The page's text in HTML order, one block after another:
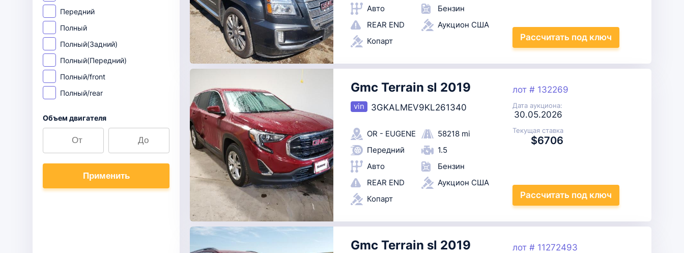
Передний
Полный
Полный(Задний)
Полный(Передний)
Полный/front
Полный/rear
Объем двигателя
Применить
Авто
Бензин
REAR END
Аукцион США
Копарт
Рассчитать под ключ
Gmc Terrain sl 2019
3GKALMEV9KL261340
OR - EUGENE
58218 mi
Передний
1.5
Авто
Бензин
REAR END
Аукцион США
Копарт
лот # 132269
Дата аукциона:
30.05.2026
Текущая ставка
$6706
Рассчитать под ключ
Gmc Terrain sl 2019 лот # 11272493